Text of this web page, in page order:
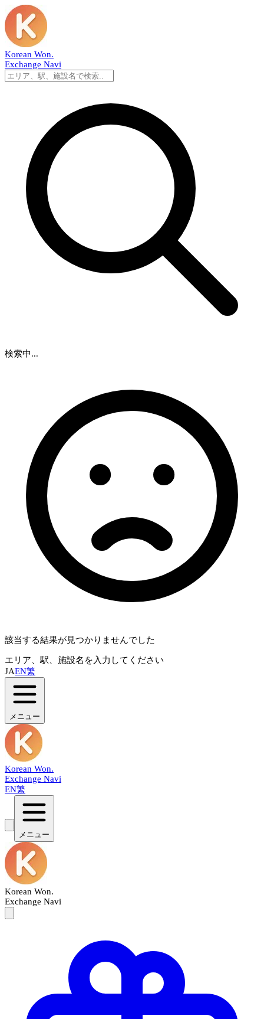
Korean Won.
Exchange Navi
検索中...
該当する結果が見つかりませんでした
エリア、駅、施設名を入力してください
JAEN繁
メニュー
Korean Won.
Exchange Navi
EN繁
メニュー
Korean Won.
Exchange Navi